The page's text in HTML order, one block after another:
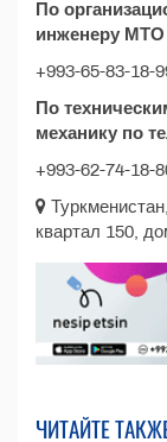
По
инженеру МТО
+993-65-83-18-
По
механику по
+993-62-74-18-
квартал 150,
ЧИТАЙТЕ